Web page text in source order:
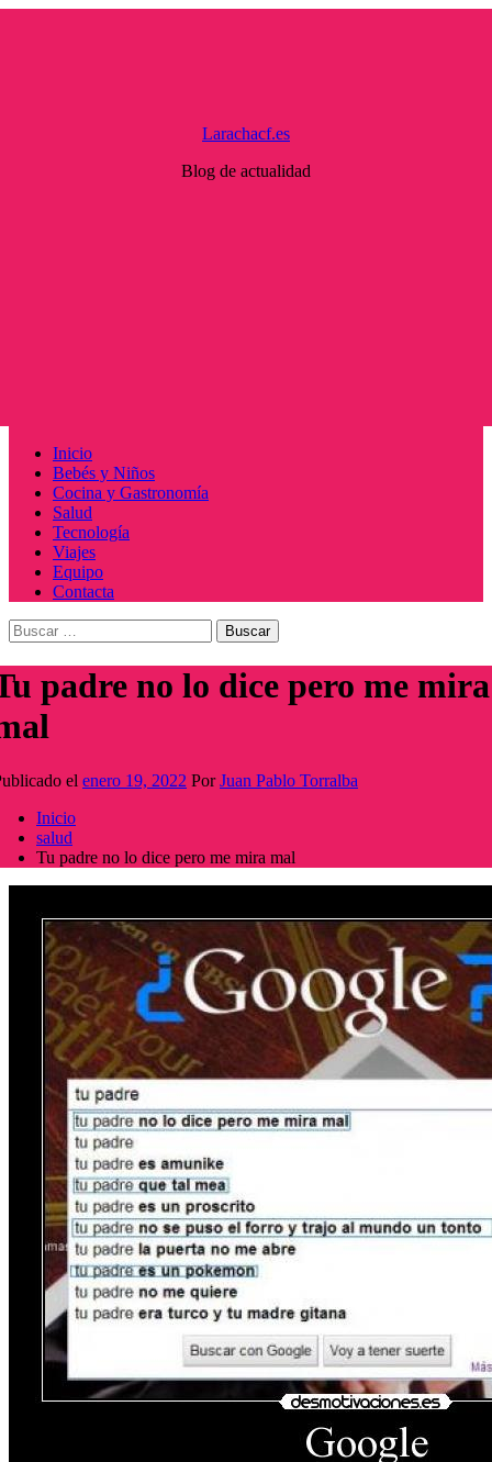
Larachacf.es
Blog de actualidad
Menú
principal
Inicio
Bebés y Niños
Cocina y Gastronomía
Salud
Tecnología
Viajes
Equipo
Contacta
Buscar:
padre no lo dice pero me mira
el enero 19, 2022 PorJuan Pablo Torralba
Inicio
salud
Tu padre no lo dice pero me mira mal